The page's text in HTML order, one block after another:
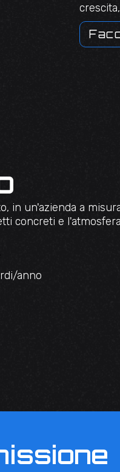
in un'azienda a
concreti e l'atmosfera
anno